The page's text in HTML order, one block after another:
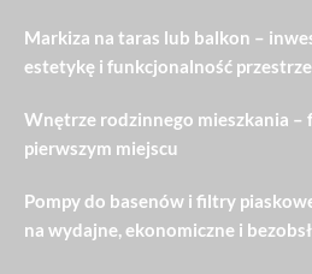
Markiza na taras lub balkon –
estetykę i funkcjonalność
Wnętrze rodzinnego mieszkania –
pierwszym miejscu
Pompy do basenów i filtry
na wydajne, ekonomiczne i